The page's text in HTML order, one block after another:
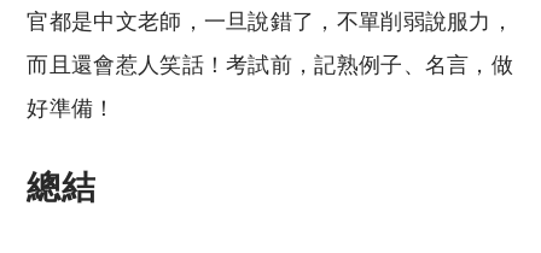
官都是中文老師，一旦說錯了，不單削弱說服力，
而且還會惹人笑話！考試前，記熟例子、名言，做
好準備！
總結